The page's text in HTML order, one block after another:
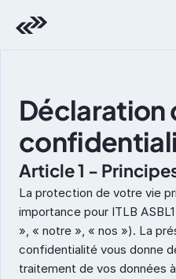
Déclaration
Article 1 -
La protection de votre vie
importance pour ITLB
», « notre », « nos »). La
confidentialité vous donne
traitement de vos données